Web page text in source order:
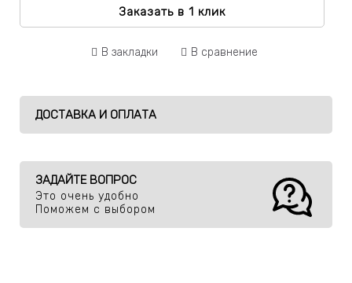
Заказать в 1 клик
В закладки В сравнение
ДОСТАВКА И ОПЛАТА
ЗАДАЙТЕ ВОПРОС
Это очень удобно
Поможем с выбором